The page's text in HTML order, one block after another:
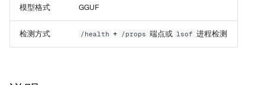
compare
recommend
模型格式 GGUF
检测方式 /health + /props 端点或 lsof 进程检测